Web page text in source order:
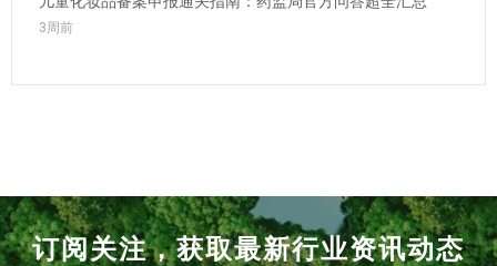
3周前
订阅关注，获取最新行业资讯动态